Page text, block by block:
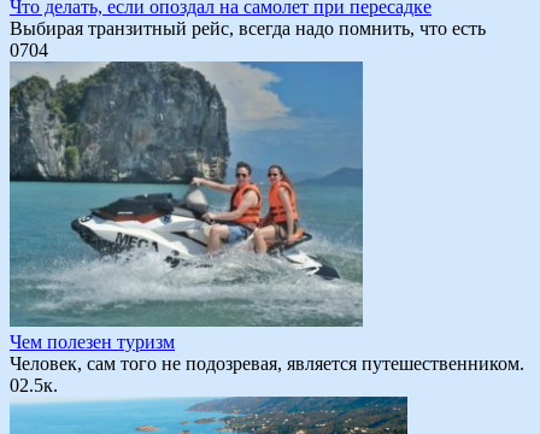
Что делать, если опоздал на самолет при пересадке
Выбирая транзитный рейс, всегда надо помнить, что есть
0704
Чем полезен туризм
Человек, сам того не подозревая, является путешественником.
02.5к.